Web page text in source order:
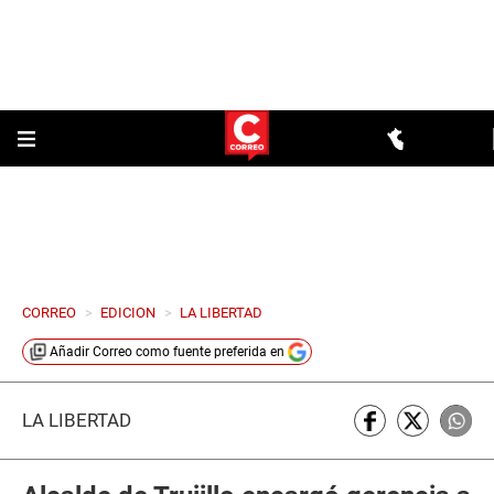
CORREO > EDICION > LA LIBERTAD
Añadir Correo como fuente preferida en
LA LIBERTAD